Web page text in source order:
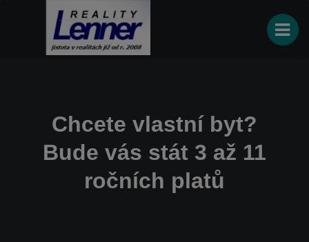
Chcete vlastní byt?
Bude vás stát 3 až 11
ročních platů